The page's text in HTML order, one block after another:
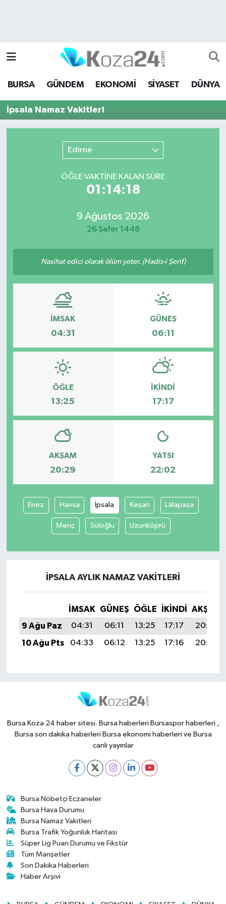
BURSA GÜNDEM EKONOMİ SİYASET DÜNYA
İpsala Namaz Vakitleri
Edirne
ÖĞLE VAKTİNE KALAN SÜRE
01:14:18
9 Ağustos 2026
26 Safer 1448
Nasihat edici olarak ölüm yeter. (Hadis-i Şerif)
İMSAK
04:31
GÜNEŞ
06:11
ÖĞLE
13:25
İKINDI
17:17
AKŞAM
20:29
YATSI
22:02
Enez Havsa İpsala Keşan Lâlapaşa
Meriç Süloğlu Uzunköprü
İPSALA AYLIK NAMAZ VAKITLERI
İMSAK GÜNEŞ ÖĞLE İKINDI
AKŞAM
9 Ağu Paz
04:31 06:11 13:25 17:17
20:29
10 Ağu Pts
04:33 06:12 13:25 17:16 20:28
Bursa Koza 24 haber sitesi. Bursa haberleri Bursaspor haberleri ,
Bursa son dakika haberleri Bursa ekonomi haberleri ve Bursa
canlı yayınlar
Bursa Nöbetçi Eczaneler
Bursa Hava Durumu
Bursa Namaz Vakitleri
Bursa Trafik Yoğunluk Haritası
Süper Lig Puan Durumu ve Fikstür
Tüm Manşetler
Son Dakika Haberleri
Haber Arşivi
Bursa Hava Durumu
Bursa Namaz Vakitleri
Bursa Trafik Yoğunluk Haritası
Süper Lig Puan Durumu ve Fikstür
Son Dakika Haberleri